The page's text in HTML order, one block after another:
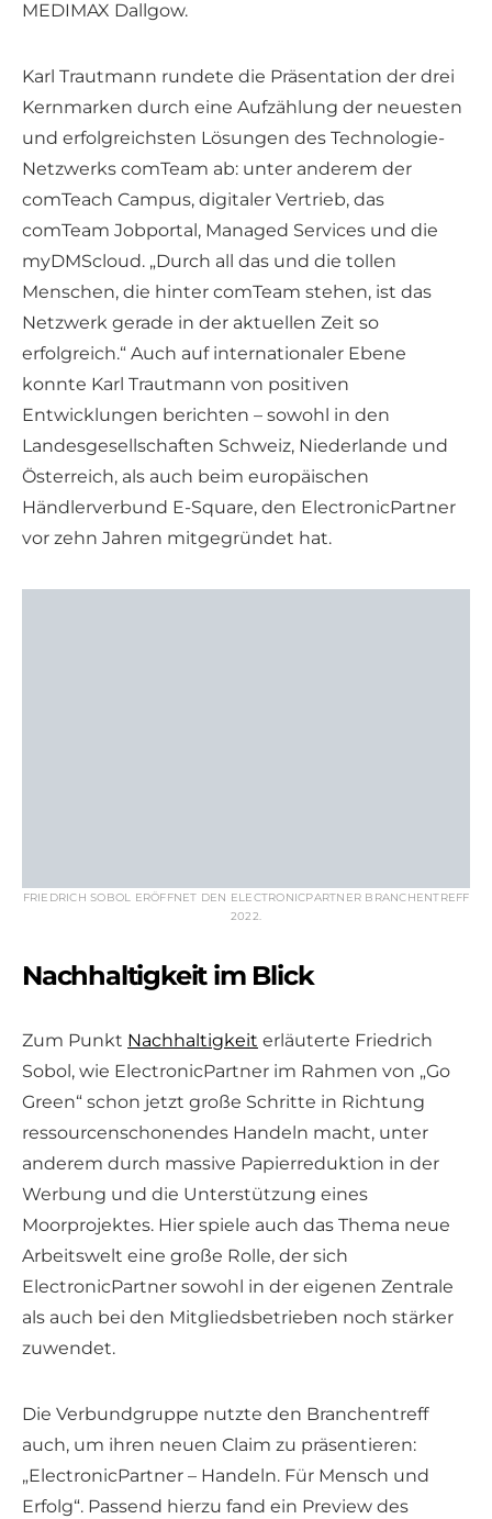
MEDIMAX Dallgow.
Karl Trautmann rundete die Präsentation der drei
Kernmarken durch eine Aufzählung der neuesten
und erfolgreichsten Lösungen des Technologie-
Netzwerks comTeam ab: unter anderem der
comTeach Campus, digitaler Vertrieb, das
comTeam Jobportal, Managed Services und die
myDMScloud. „Durch all das und die tollen
Menschen, die hinter comTeam stehen, ist das
Netzwerk gerade in der aktuellen Zeit so
erfolgreich.“ Auch auf internationaler Ebene
konnte Karl Trautmann von positiven
Entwicklungen berichten – sowohl in den
Landesgesellschaften Schweiz, Niederlande und
Österreich, als auch beim europäischen
Händlerverbund E-Square, den ElectronicPartner
vor zehn Jahren mitgegründet hat.
FRIEDRICH SOBOL ERÖFFNET DEN ELECTRONICPARTNER BRANCHENTREFF
2022.
Nachhaltigkeit im Blick
Zum Punkt Nachhaltigkeit erläuterte Friedrich
Sobol, wie ElectronicPartner im Rahmen von „Go
Green“ schon jetzt große Schritte in Richtung
ressourcenschonendes Handeln macht, unter
anderem durch massive Papierreduktion in der
Werbung und die Unterstützung eines
Moorprojektes. Hier spiele auch das Thema neue
Arbeitswelt eine große Rolle, der sich
ElectronicPartner sowohl in der eigenen Zentrale
als auch bei den Mitgliedsbetrieben noch stärker
zuwendet.
Die Verbundgruppe nutzte den Branchentreff
auch, um ihren neuen Claim zu präsentieren:
„ElectronicPartner – Handeln. Für Mensch und
Erfolg“. Passend hierzu fand ein Preview des